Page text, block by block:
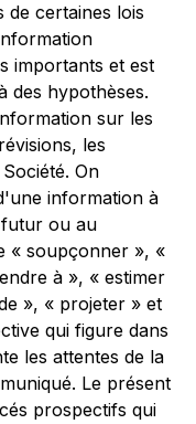
certaines lois
importants et est
des hypothèses.
sur les
les
On
information à
ou au
« soupçonner », «
à », « estimer
», « projeter » et
qui figure dans
les attentes de la
Le présent
prospectifs qui